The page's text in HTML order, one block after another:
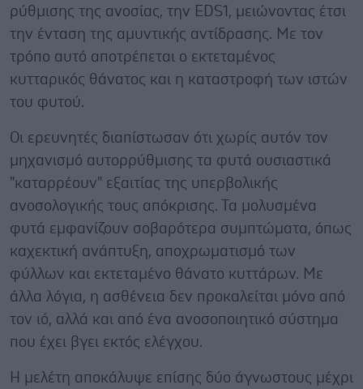
ρύθμισης της ανοσίας, την EDS1, μειώνοντας έτσι
την ένταση της αμυντικής αντίδρασης. Με τον
τρόπο αυτό αποτρέπεται ο εκτεταμένος
κυτταρικός θάνατος και η καταστροφή των ιστών
του φυτού.
Οι ερευνητές διαπίστωσαν ότι χωρίς αυτόν τον
μηχανισμό αυτορρύθμισης τα φυτά ουσιαστικά
"καταρρέουν" εξαιτίας της υπερβολικής
ανοσολογικής τους απόκρισης. Τα μολυσμένα
φυτά εμφανίζουν σοβαρότερα συμπτώματα, όπως
καχεκτική ανάπτυξη, αποχρωματισμό των
φύλλων και εκτεταμένο θάνατο κυττάρων. Με
άλλα λόγια, η ασθένεια δεν προκαλείται μόνο από
τον ιό, αλλά και από ένα ανοσοποιητικό σύστημα
που έχει βγει εκτός ελέγχου.
Η μελέτη αποκάλυψε επίσης δύο άγνωστους μέχρι